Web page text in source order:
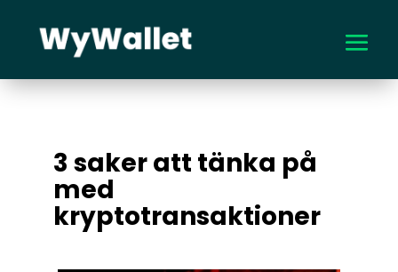
3 saker att tänka på
med
kryptotransaktioner